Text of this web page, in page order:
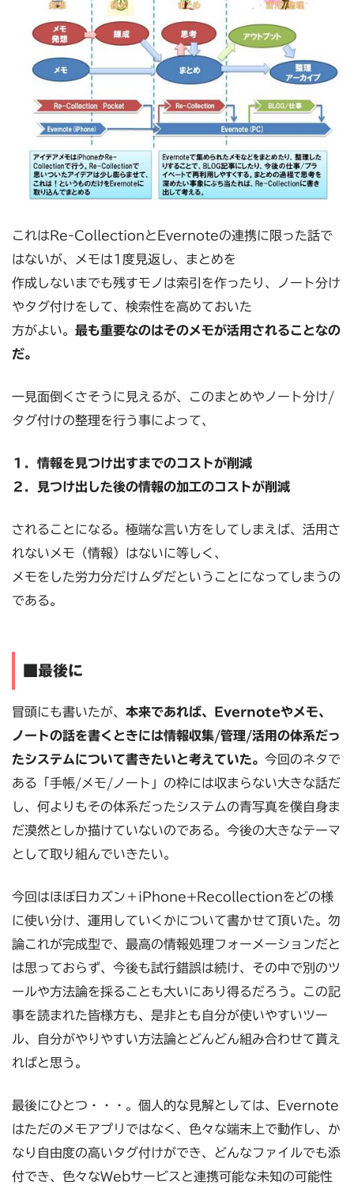
これはRe-CollectionとEvernoteの連携に限った話で
はないが、メモは1度見返し、まとめを
作成しないまでも残すモノは索引を作ったり、ノート分け
やタグ付けをして、検索性を高めておいた
方がよい。 最も重要なのはそのメモが活用されることなの
だ。
一見面倒くさそうに見えるが、このまとめやノート分け/
タグ付けの整理を行う事によって、
１．情報を見つけ出すまでのコストが削減
２．見つけ出した後の情報の加工のコストが削減
されることになる。極端な言い方をしてしまえば、活用さ
れないメモ（情報）はないに等しく、
メモをした労力分だけムダだということになってしまうの
である。
■最後に
冒頭にも書いたが、 本来であれば、Evernoteやメモ、
ノートの話を書くときには情報収集/管理/活用の体系だっ
たシステムについて書きたいと考えていた。 今回のネタで
ある「手帳/メモ/ノート」の枠には収まらない大きな話だ
し、何よりもその体系だったシステムの青写真を僕自身ま
だ漠然としか描けていないのである。今後の大きなテーマ
として取り組んでいきたい。
今回はほぼ日カズン＋iPhone+Recollectionをどの様
に使い分け、運用していくかについて書かせて頂いた。勿
論これが完成型で、最高の情報処理フォーメーションだと
は思っておらず、今後も試行錯誤は続け、その中で別のツ
ールや方法論を採ることも大いにあり得るだろう。この記
事を読まれた皆様方も、是非とも自分が使いやすいツー
ル、自分がやりやすい方法論とどんどん組み合わせて貰え
ればと思う。
最後にひとつ・・・。個人的な見解としては、Evernote
はただのメモアプリではなく、色々な端末上で動作し、か
なり自由度の高いタグ付けができ、どんなファイルでも添
付でき、色々なWebサービスと連携可能な未知の可能性